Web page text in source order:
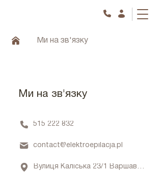
Ми на зв'язку
Ми на зв'язку
515 222 832
contact@elektroepilacja.pl
Вулиця Каліська 23/1 Варшава 02-316